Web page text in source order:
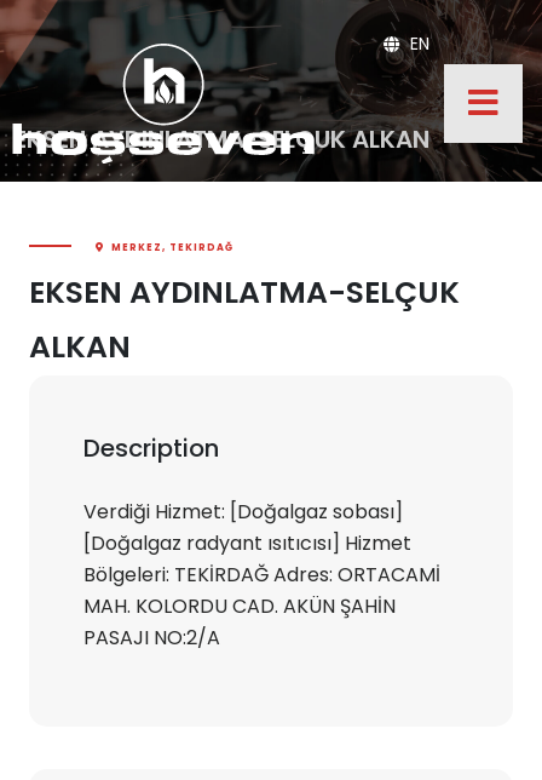
EN
EKSEN AYDINLATMA-SELÇUK ALKAN
MERKEZ, TEKIRDAĞ
EKSEN AYDINLATMA-SELÇUK
ALKAN
Description
Verdiği Hizmet: [Doğalgaz sobası]
[Doğalgaz radyant ısıtıcısı] Hizmet
Bölgeleri: TEKİRDAĞ Adres: ORTACAMİ
MAH. KOLORDU CAD. AKÜN ŞAHİN
PASAJI NO:2/A